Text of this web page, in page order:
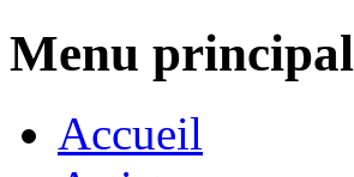
Menu principal
Accueil